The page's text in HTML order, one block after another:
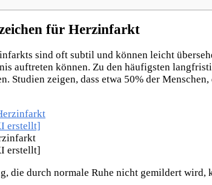
für Herzinfarkt
sind oft subtil und können leicht
auftreten können. Zu den häufigsten
Studien zeigen, dass etwa 50% der
erstellt]
die durch normale Ruhe nicht gemildert wird,